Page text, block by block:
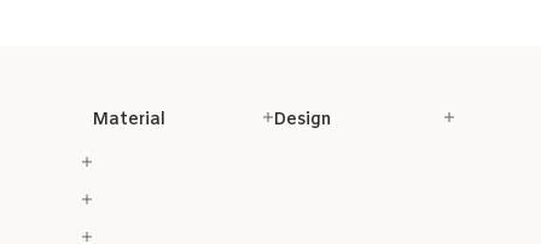
Material Design